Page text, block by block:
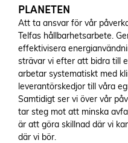
PLANETEN
Att ta ansvar för vår
Telfas hållbarhetsarbete.
effektivisera
strävar vi efter att bidra till
arbetar systematiskt med
leverantörskedjor till våra
Samtidigt ser vi över vår
tar steg mot att minska
är att göra skillnad där vi
där vi bör.